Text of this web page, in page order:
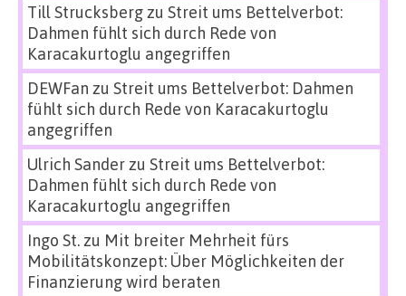
Till Strucksbergzu Streit ums Bettelverbot:
Dahmen fühlt sich durch Rede von
Karacakurtoglu angegriffen
DEWFan zu Streit ums Bettelverbot: Dahmen
fühlt sich durch Rede von Karacakurtoglu
angegriffen
Ulrich Sanderzu Streit ums Bettelverbot:
Dahmen fühlt sich durch Rede von
Karacakurtoglu angegriffen
Ingo St.zu Mit breiter Mehrheit fürs
Mobilitätskonzept: Über Möglichkeiten der
Finanzierung wird beraten